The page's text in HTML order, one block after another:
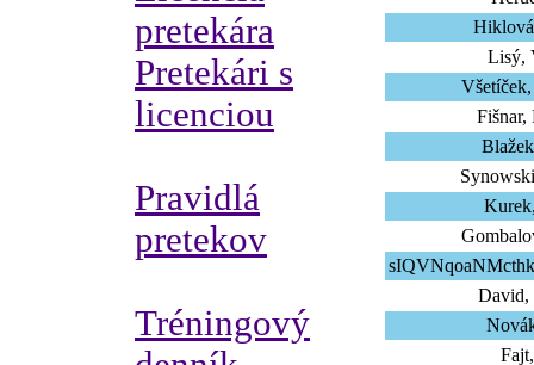
pretekára
Pretekári s
licenciou
Pravidlá
pretekov
Tréningový
Lisý,
Fišnar,
David,